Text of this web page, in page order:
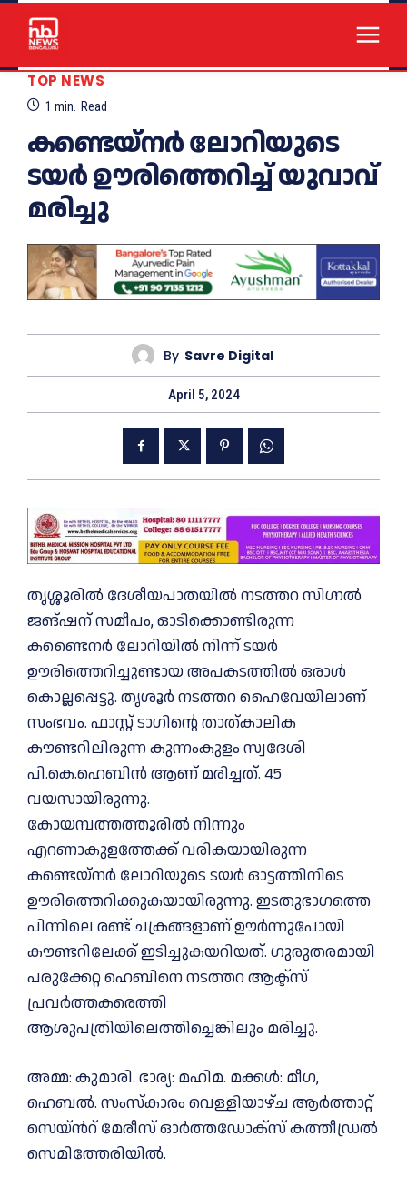
TOP NEWS
1 min. Read
കണ്ടെയ്നർ ലോറിയുടെ
ടയർ ഊരിത്തെറിച്ച് യുവാവ്
മരിച്ചു
By Savre Digital
April 5, 2024
തൃശ്ശൂരില്‍ ദേശീയപാതയിൽ നടത്തറ സിഗ്നൽ
ജങ്ഷന് സമീപം, ഓടിക്കൊണ്ടിരുന്ന
കണ്ടൈനർ ലോറിയിൽ നിന്ന് ടയർ
ഊരിത്തെറിച്ചുണ്ടായ അപകടത്തിൽ ഒരാൾ
കൊല്ലപ്പെട്ടു. തൃശൂർ നടത്തറ ഹൈവേയിലാണ്
സംഭവം. ഫാസ്റ്റ് ടാഗിന്റെ താത്കാലിക
കൗണ്ടറിലിരുന്ന കുന്നംകുളം സ്വദേശി
പി.കെ.ഹെബിൻ ആണ് മരിച്ചത്. 45
വയസായിരുന്നു.
കോയമ്പത്തത്തൂരിൽ നിന്നും
എറണാകുളത്തേക്ക് വരികയായിരുന്ന
കണ്ടെയ്നർ ലോറിയുടെ ടയർ ഓട്ടത്തിനിടെ
ഊരിത്തെറിക്കുകയായിരുന്നു. ഇടതുഭാഗത്തെ
പിന്നിലെ രണ്ട്‌ ചക്രങ്ങളാണ് ഊർന്നുപോയി
കൗണ്ടറിലേക്ക് ഇടിച്ചുകയറിയത്. ഗുരുതരമായി
പരുക്കേറ്റ ഹെബിനെ നടത്തറ ആക്ട്സ്
പ്രവർത്തകരെത്തി
ആശുപത്രിയിലെത്തിച്ചെങ്കിലും മരിച്ചു.
അമ്മ: കുമാരി. ഭാര്യ: മഹിമ. മക്കൾ: മീഗ,
ഹെബൽ. സംസ്‌കാരം വെള്ളിയാഴ്‌ച ആർത്താറ്റ്
സെയ്ൻറ്‌ മേരീസ് ഓർത്തഡോക്സ് കത്തീഡ്രൽ
സെമിത്തേരിയിൽ.